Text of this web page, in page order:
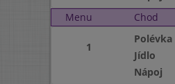
Menu
Chod
1
Polévka
Jídlo
Nápoj